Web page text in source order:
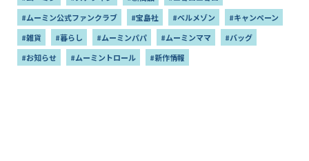
#ムーミン公式ファンクラブ
#宝島社 #ベルメゾン
#キャンペーン
#雑貨
#暮らし #ムーミンパパ #ムーミンママ
#バッグ
#お知らせ
#ムーミントロール #新作情報